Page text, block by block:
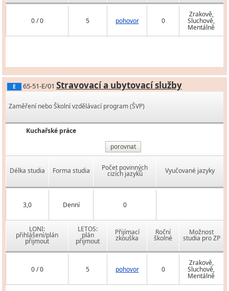
0 / 0 5 pohovor 0
Zrakově,
Sluchově,
Mentálně
E 65-51-E/01 Stravovací a ubytovací služby
Zaměření nebo Školní vzdělávací program (ŠVP)
Kuchařské práce
porovnat
Délka studia Forma studia Počet povinných
cizích jazyků Vyučované jazyky
3,0 Denní 0
LONI:
přihlášení/plán
přijmout
LETOS:
plán
přijmout
Přijímací
zkouška
Roční
školné
Možnost
studia pro ZP
0 / 0 5 pohovor 0
Zrakově,
Sluchově,
Mentálně